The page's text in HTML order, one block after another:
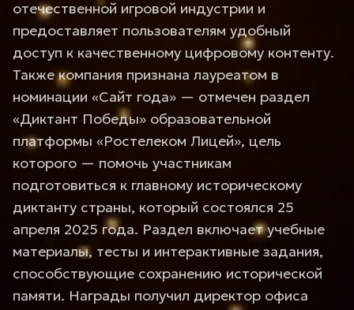
отечественной игровой индустрии и
предоставляет пользователям удобный
доступ к качественному цифровому контенту.
Также компания признана лауреатом в
номинации «Сайт года» — отмечен раздел
«Диктант Победы» образовательной
платформы «Ростелеком Лицей», цель
которого — помочь участникам
подготовиться к главному историческому
диктанту страны, который состоялся 25
апреля 2025 года. Раздел включает учебные
материалы, тесты и интерактивные задания,
способствующие сохранению исторической
памяти. Награды получил директор офиса